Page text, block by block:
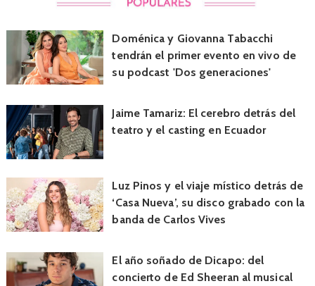
Doménica y Giovanna Tabacchi
tendrán el primer evento en vivo de
su podcast 'Dos generaciones'
Jaime Tamariz: El cerebro detrás del
teatro y el casting en Ecuador
Luz Pinos y el viaje místico detrás de
‘Casa Nueva’, su disco grabado con la
banda de Carlos Vives
El año soñado de Dicapo: del
concierto de Ed Sheeran al musical